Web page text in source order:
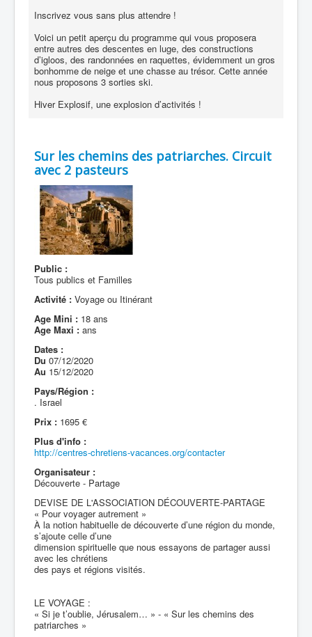
Inscrivez vous sans plus attendre !
Voici un petit aperçu du programme qui vous proposera
entre autres des descentes en luge, des constructions
d’igloos, des randonnées en raquettes, évidemment un gros
bonhomme de neige et une chasse au trésor. Cette année
nous proposons 3 sorties ski.
Hiver Explosif, une explosion d’activités !
Sur les chemins des patriarches. Circuit
avec 2 pasteurs
Public :
Tous publics et Familles
Activité : Voyage ou Itinérant
Age Mini : 18 ans
Age Maxi : ans
Dates :
Du 07/12/2020
Au 15/12/2020
Pays/Région :
. Israel
Prix : 1695 €
Plus d'info :
http://centres-chretiens-vacances.org/contacter
Organisateur :
Découverte - Partage
DEVISE DE L'ASSOCIATION DÉCOUVERTE-PARTAGE
« Pour voyager autrement »
À la notion habituelle de découverte d’une région du monde,
s’ajoute celle d’une
dimension spirituelle que nous essayons de partager aussi
avec les chrétiens
des pays et régions visités.
LE VOYAGE :
« Si je t’oublie, Jérusalem… » - « Sur les chemins des
patriarches »